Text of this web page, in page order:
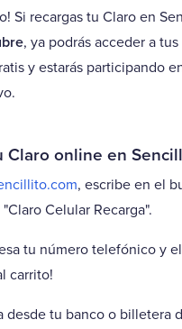
del Recuerdo Crédito
del Recuerdo Mantención
del Sendero
El Manantial
El Manantial Cuota
El Manantial Mantención
El Prado Cuota
El Prado Mantención
La Foresta
Si recargas tu Claro en
, ya podrás acceder a
y estarás participando
Claro online en
, escribe en el
Celular Recarga".
tu número telefónico y
carrito!
desde tu banco o billetera